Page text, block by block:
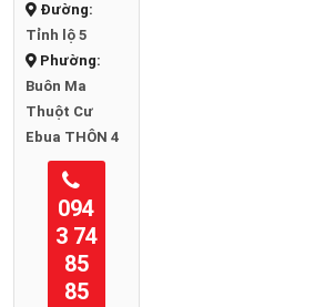
Đường:
Tỉnh lộ 5
Phường:
Buôn Ma
Thuột Cư
Ebua THÔN 4
094
3 74
85
85